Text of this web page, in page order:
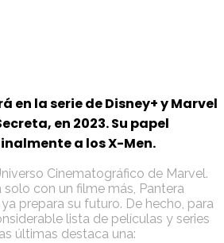
en la serie de Disney+ y Marvel
en 2023. Su papel
a los X-Men.
Cinematográfico de Marvel.
solo con un filme más, Pantera
prepara su futuro. De hecho, para
lista de películas y series
últimas destaca una: